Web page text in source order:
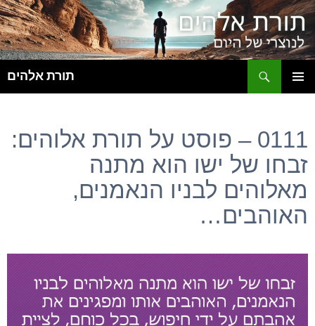
תורת אלהים
0111 – פוסט על תורת אלוהים:
זבחו של ישו הוא מתנה
מאלוהים לבניו הנאמנים,
האוהבים…